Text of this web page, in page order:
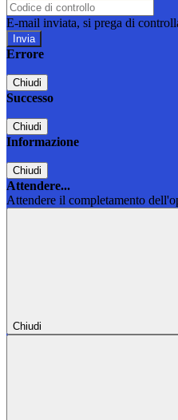
E-mail inviata, si prega di
Errore
Chiudi
Successo
Chiudi
Informazione
Chiudi
Attendere...
Attendere il completamento
Chiudi